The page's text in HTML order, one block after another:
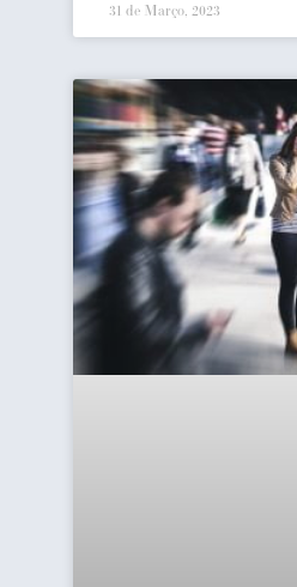
31 de Março, 2023